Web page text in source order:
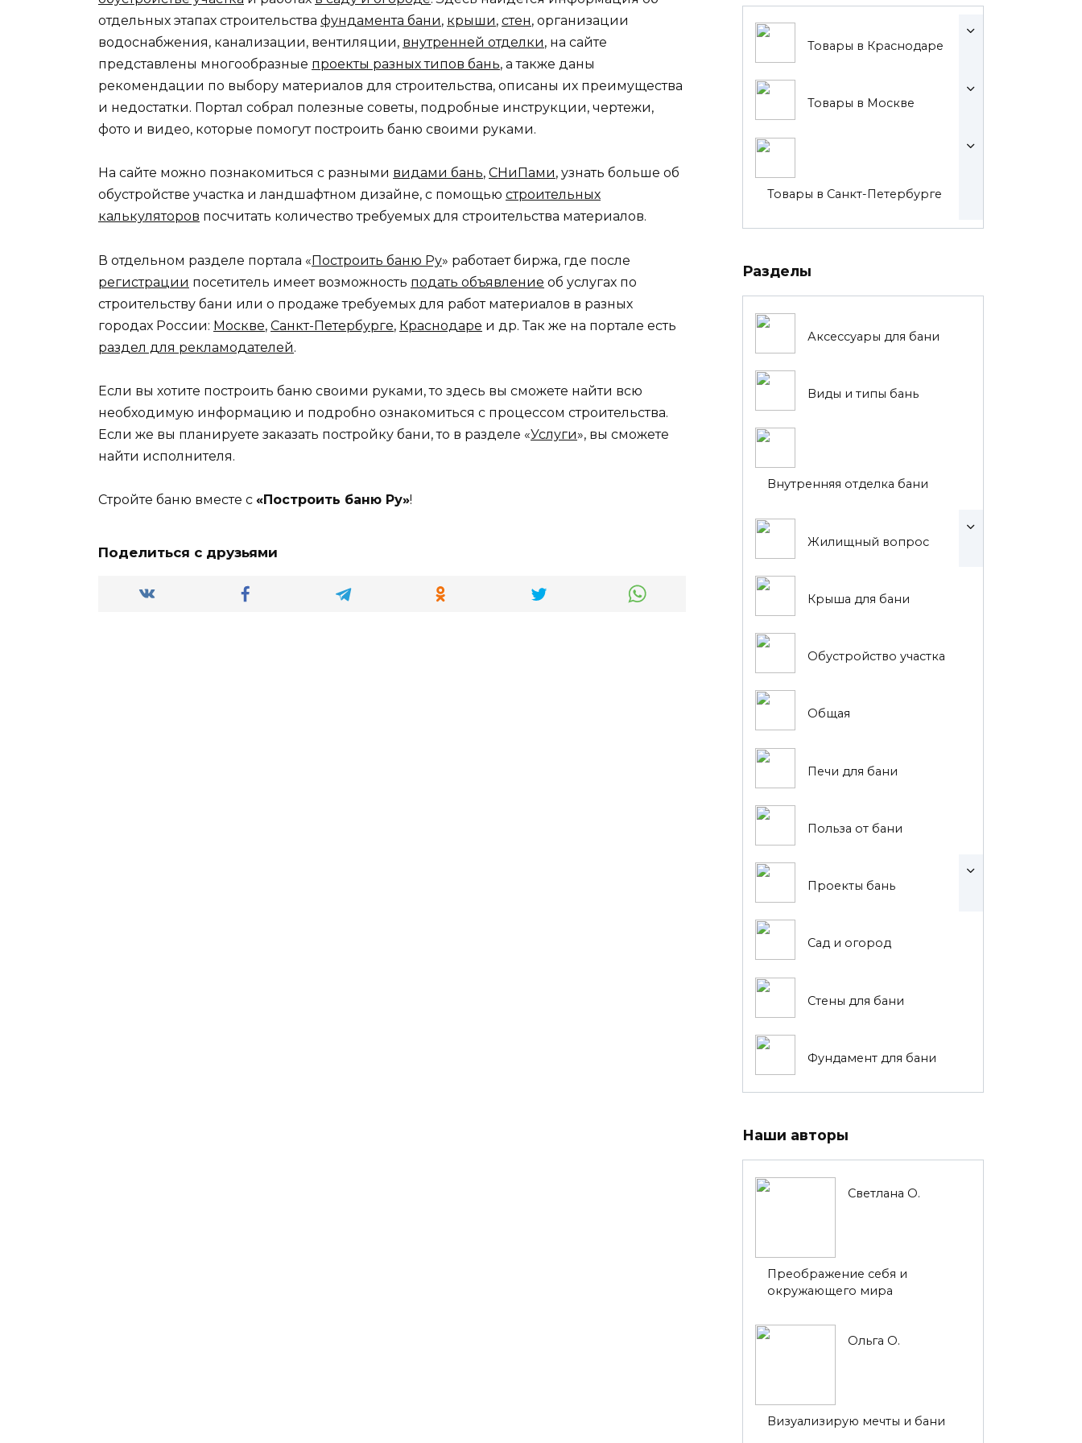
отдельных этапах строительства фундамента бани, крыши, стен, организации
водоснабжения, канализации, вентиляции, внутренней отделки, на сайте
представлены многообразные проекты разных типов бань, а также даны
рекомендации по выбору материалов для строительства, описаны их преимущества
и недостатки. Портал собрал полезные советы, подробные инструкции, чертежи,
фото и видео, которые помогут построить баню своими руками.
На сайте можно познакомиться с разными видами бань, СНиПами, узнать больше об
обустройстве участка и ландшафтном дизайне, с помощью строительных
калькуляторов посчитать количество требуемых для строительства материалов.
В отдельном разделе портала «Построить баню Ру» работает биржа, где после
регистрации посетитель имеет возможность подать объявление об услугах по
строительству бани или о продаже требуемых для работ материалов в разных
городах России: Москве, Санкт-Петербурге, Краснодаре и др. Так же на портале есть
раздел для рекламодателей.
Если вы хотите построить баню своими руками, то здесь вы сможете найти всю
необходимую информацию и подробно ознакомиться с процессом строительства.
Если же вы планируете заказать постройку бани, то в разделе «Услуги», вы сможете
найти исполнителя.
Стройте баню вместе с «Построить баню Ру»!
Поделиться с друзьями
Товары в Краснодаре
Товары в Москве
Товары в Санкт-Петербурге
Разделы
Аксессуары для бани
Виды и типы бань
Внутренняя отделка бани
Жилищный вопрос
Крыша для бани
Обустройство участка
Общая
Печи для бани
Польза от бани
Проекты бань
Сад и огород
Стены для бани
Фундамент для бани
Наши авторы
Светлана О.
Преображение себя и
окружающего мира
Ольга О.
Визуализирую мечты и бани